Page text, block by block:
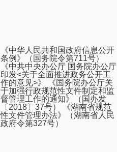
《中华人民共和国政府信息公开
条例》（国务院令第711号）
《中共中央办公厅 国务院办公厅
印发<关于全面推进政务公开工
作的意见>》 《国务院办公厅关
于加强行政规范性文件制定和监
督管理工作的通知》（国办发
〔2018〕37号） 《湖南省规范
性文件管理办法》（湖南省人民
政府令第327号）